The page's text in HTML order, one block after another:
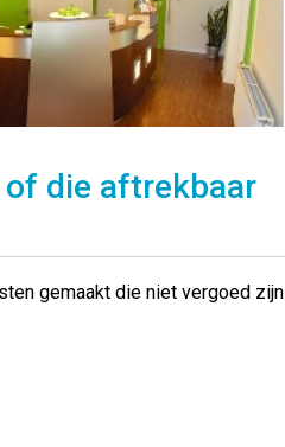
die aftrekbaar
gemaakt die niet vergoed zijn